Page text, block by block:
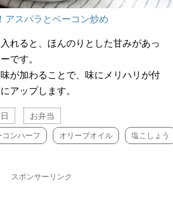
アスパラとベーコン炒め
れると、ほんのりとした甘みがあっ
です。
が加わることで、味にメリハリが付
アップします。
お弁当
コンハーフ オリーブオイル 塩こしょう
スポンサーリンク